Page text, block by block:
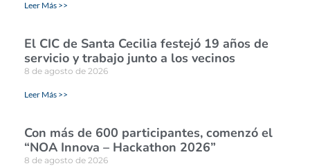
Leer Más >>
El CIC de Santa Cecilia festejó 19 años de
servicio y trabajo junto a los vecinos
8 de agosto de 2026
Leer Más >>
Con más de 600 participantes, comenzó el
“NOA Innova – Hackathon 2026”
8 de agosto de 2026